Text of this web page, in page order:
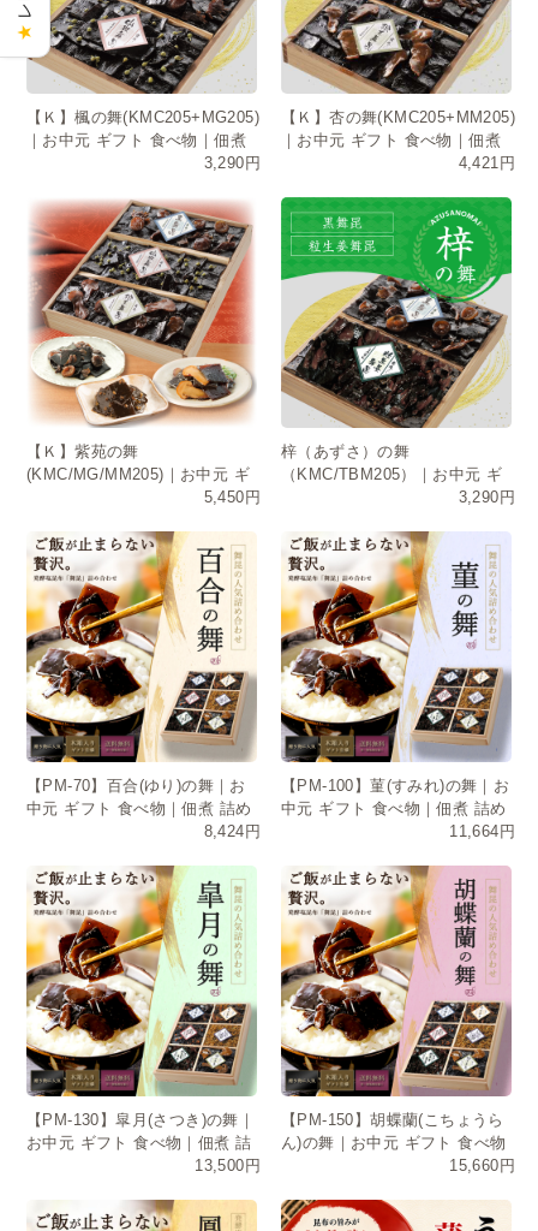
【Ｋ】楓の舞(KMC205+MG205)
｜お中元 ギフト 食べ物｜佃煮
詰め合わせ・常温保存・日持ち
3,290円
【Ｋ】杏の舞(KMC205+MM205)
｜お中元 ギフト 食べ物｜佃煮
詰め合わせ・常温保存・日持ち
4,421円
【Ｋ】紫苑の舞
(KMC/MG/MM205)｜お中元 ギ
フト 食べ物｜佃煮 詰め合わ5,450円
梓（あずさ）の舞
（KMC/TBM205）｜お中元 ギ
フト 食べ物｜佃煮 詰め合わ3,290円
【PM-70】百合(ゆり)の舞｜お
中元 ギフト 食べ物｜佃煮 詰め
合わせ・常温保存・日持ち8,424円
【PM-100】菫(すみれ)の舞｜お
中元 ギフト 食べ物｜佃煮 詰め
合わせ・常温保存・日持ち11,664円
【PM-130】皐月(さつき)の舞｜
お中元 ギフト 食べ物｜佃煮 詰
め合わせ・常温保存・日持ち
13,500円
【PM-150】胡蝶蘭(こちょうら
ん)の舞｜お中元 ギフト 食べ物
｜佃煮 詰め合わせ・常温保存・
15,660円
★